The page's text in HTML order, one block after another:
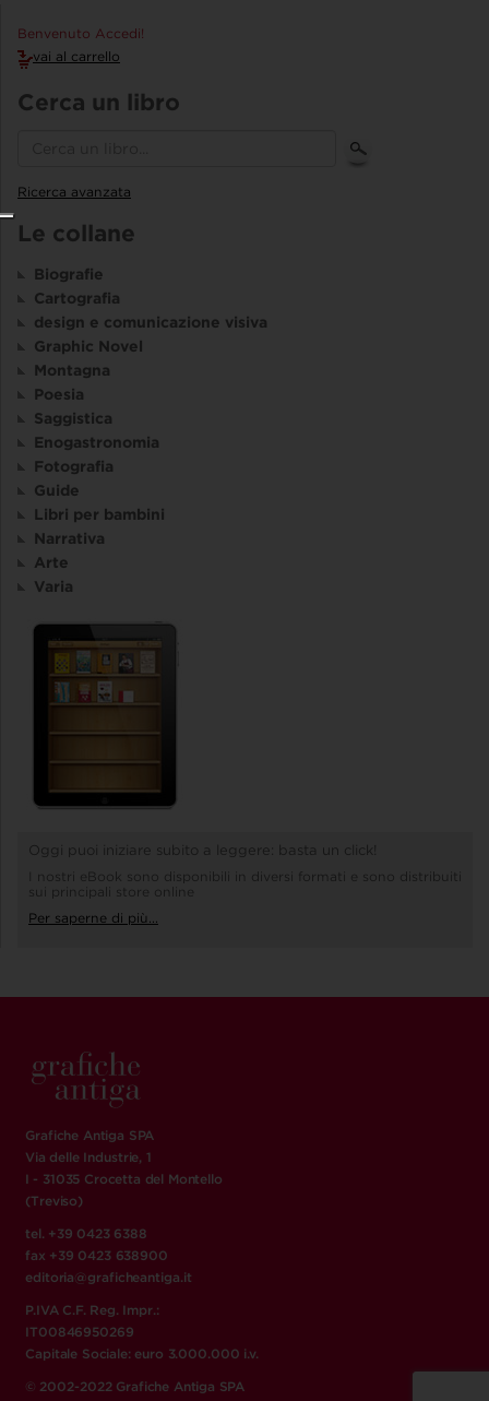
Benvenuto Accedi!
vai al carrello
Cerca un libro
Ricerca avanzata
Le collane
Biografie
Cartografia
design e comunicazione visiva
Graphic Novel
Montagna
Poesia
Saggistica
Enogastronomia
Fotografia
Guide
Libri per bambini
Narrativa
Arte
Varia
Oggi puoi iniziare subito a leggere: basta un click!
I nostri eBook sono disponibili in diversi formati e sono distribuiti
sui principali store online
Per saperne di più...
Grafiche Antiga SPA
Via delle Industrie, 1
I - 31035 Crocetta del Montello
(Treviso)
tel. +39 0423 6388
fax +39 0423 638900
editoria@graficheantiga.it
P.IVA C.F. Reg. Impr.:
IT00846950269
Capitale Sociale: euro 3.000.000 i.v.
© 2002-2022 Grafiche Antiga SPA